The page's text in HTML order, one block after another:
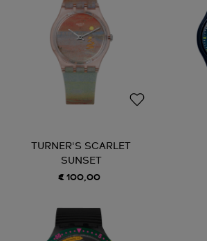
TURNER'S SCARLET
SUNSET
€ 100,00